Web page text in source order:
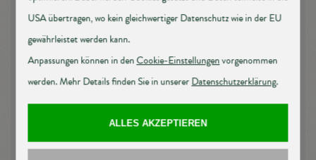
der herrschaftlichen Beamten schützte. Damals gab
es in Illmitz 142 Bauern, 59 behauste Söllner und 13
Inwohner (ohne Haus). Zu einem ganzen Lehen
gehörten 26 bis 28 Joch Ackerland und 7 bis 10
Tagwerk Wiese.
Bauernbefreiung (1848) ging der
Pachtgrund gegen eine Ablöse ins Eigentum der